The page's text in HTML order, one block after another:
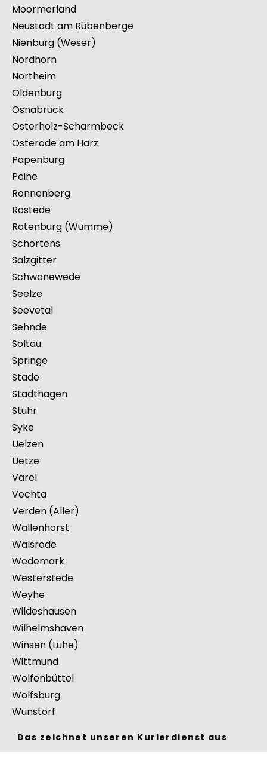
Moormerland
Neustadt am Rübenberge
Nienburg (Weser)
Nordhorn
Northeim
Oldenburg
Osnabrück
Osterholz-Scharmbeck
Osterode am Harz
Papenburg
Peine
Ronnenberg
Rastede
Rotenburg (Wümme)
Schortens
Salzgitter
Schwanewede
Seelze
Seevetal
Sehnde
Soltau
Springe
Stade
Stadthagen
Stuhr
Syke
Uelzen
Uetze
Varel
Vechta
Verden (Aller)
Wallenhorst
Walsrode
Wedemark
Westerstede
Weyhe
Wildeshausen
Wilhelmshaven
Winsen (Luhe)
Wittmund
Wolfenbüttel
Wolfsburg
Wunstorf
Das zeichnet unseren Kurierdienst aus